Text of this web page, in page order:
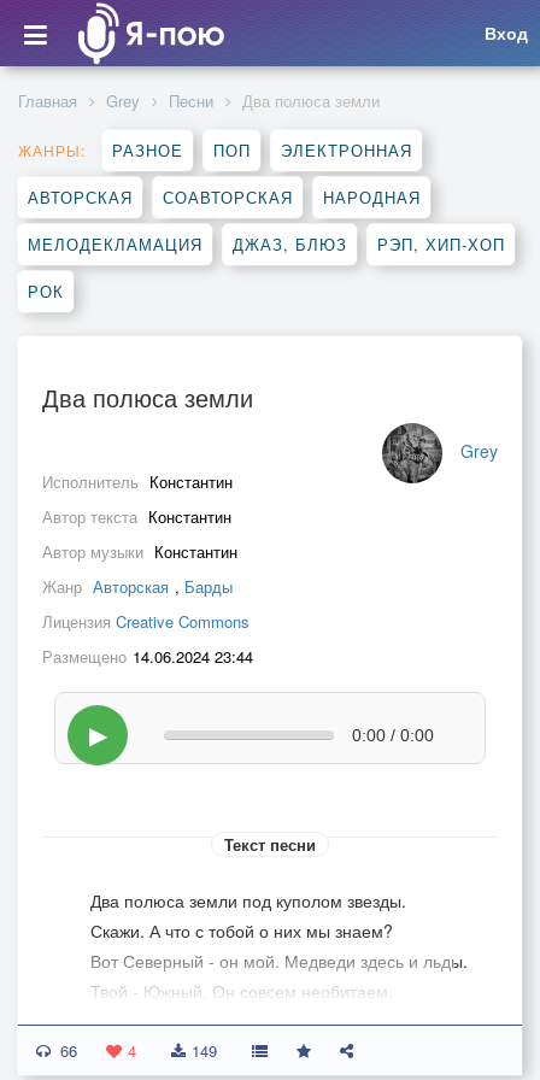
Вход
Главная Grey Песни Два полюса земли
ЖАНРЫ: РАЗНОЕ ПОП ЭЛЕКТРОННАЯ
АВТОРСКАЯ СОАВТОРСКАЯ НАРОДНАЯ
МЕЛОДЕКЛАМАЦИЯ ДЖАЗ, БЛЮЗ РЭП, ХИП-ХОП
РОК
Два полюса земли
Grey
Исполнитель Константин
Автор текста Константин
Автор музыки Константин
Жанр Авторская , Барды
Лицензия Creative Commons
Размещено 14.06.2024 23:44
▶ 0:00 / 0:00
Текст песни
Два полюса земли под куполом звезды.
Скажи. А что с тобой о них мы знаем?
Вот Северный - он мой. Медведи здесь и льды.
Твой - Южный. Он совсем необитаем.
Два полюса земли в безмолвии равнин.
66 4 149